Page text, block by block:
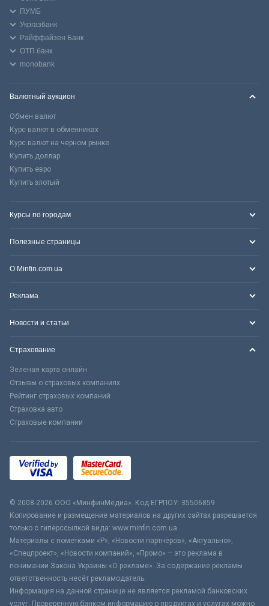
ПУМБ
Укргазбанк
Райффайзен Банк
ОТП банк
monobank
Валютный аукцион
Обмен валют
Курс валют в обменниках
Курс валют на черном рынке
Купить доллар
Купить евро
Купить злотый
Курсы по городам
Полезные страницы
О Minfin.com.ua
Реклама
Новости и статьи
Страхование
Зеленая карта онлайн
Отзывы о страховых компаниях
Рейтинг страховых компаний
Страховка авто
Страховые компании
© 2008-2026 ООО «МинфинМедиа». Код ЕГРПОУ: 35506859
Копирование и размещение материалов на других сайтах разрешается
только с гиперссылкой вида: www.minfin.com.ua
Материалы с пометками «Р», «Новости партнёров», «Актуально»,
«Спецпроект», «Новости компаний», «Промо» – это реклама в
понимании Закона Украины «О рекламе». За содержание рекламы
ответственность несёт рекламодатель.
Информация на данной странице не является рекламой банковских
услуг. Проверенную банком информацию о продуктах и услугах можно